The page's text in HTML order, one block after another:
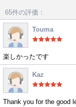
65件の評価：
Touma
楽しかったです
Kaz
Thank you for the good